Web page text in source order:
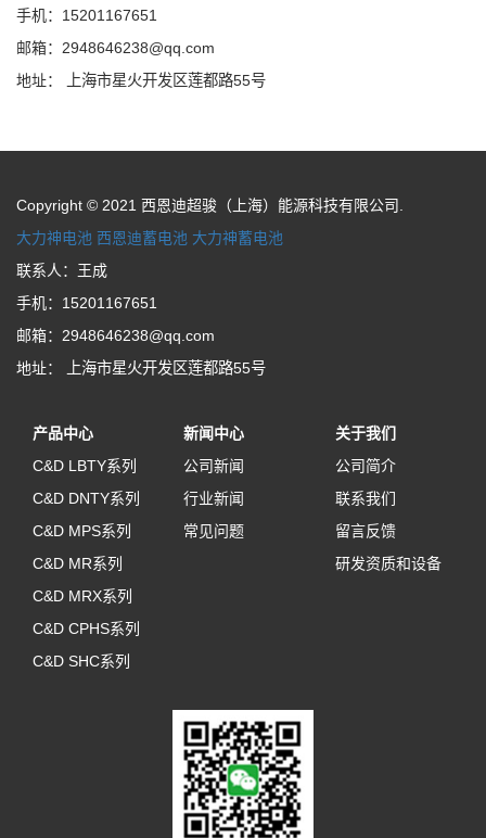
手机：15201167651
邮箱：2948646238@qq.com
地址：
上海市星火开发区莲都路55号
Copyright © 2021 西恩迪超骏（上海）能源科技有限公司.
大力神电池 西恩迪蓄电池 大力神蓄电池
联系人：王成
手机：15201167651
邮箱：2948646238@qq.com
地址：
上海市星火开发区莲都路55号
产品中心
C&D LBTY系列
C&D DNTY系列
C&D MPS系列
C&D MR系列
C&D MRX系列
C&D CPHS系列
C&D SHC系列
新闻中心
公司新闻
行业新闻
常见问题
关于我们
公司简介
联系我们
留言反馈
研发资质和设备